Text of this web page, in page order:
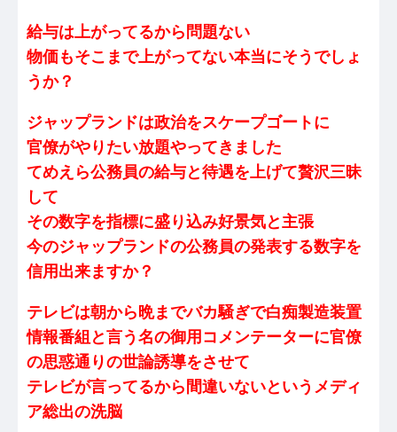
給与は上がってるから問題ない
物価もそこまで上がってない本当にそうでしょ
うか？
ジャップランドは政治をスケープゴートに
官僚がやりたい放題やってきました
てめえら公務員の給与と待遇を上げて贅沢三昧
して
その数字を指標に盛り込み好景気と主張
今のジャップランドの公務員の発表する数字を
信用出来ますか？
テレビは朝から晩までバカ騒ぎで白痴製造装置
情報番組と言う名の御用コメンテーターに官僚
の思惑通りの世論誘導をさせて
テレビが言ってるから間違いないというメディ
ア総出の洗脳